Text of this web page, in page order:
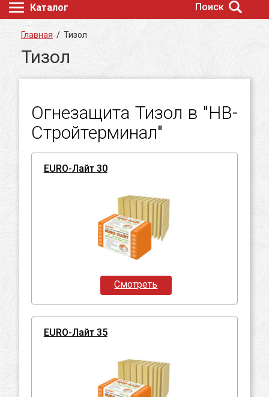
Каталог Поиск
Главная / Тизол
Тизол
Огнезащита Тизол в "НВ-
Стройтерминал"
EURO-Лайт 30
Смотреть
EURO-Лайт 35